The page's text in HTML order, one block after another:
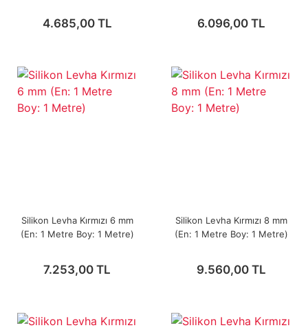
4.685,00 TL 6.096,00 TL
Silikon Levha Kırmızı 6 mm
(En: 1 Metre Boy: 1 Metre)
7.253,00 TL
Silikon Levha Kırmızı 8 mm
(En: 1 Metre Boy: 1 Metre)
9.560,00 TL